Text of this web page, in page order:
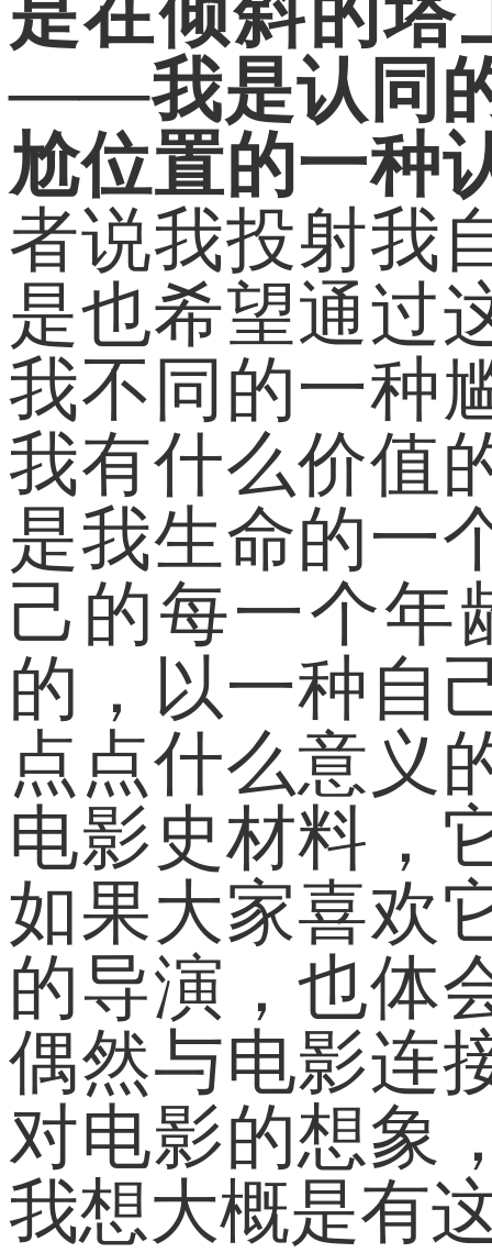
——我是认同的
尬位置的一种
者说我投射我
是也希望通过
我不同的一种
我有什么价值
是我生命的一
己的每一个年
的，以一种自
点点什么意义
电影史材料，
如果大家喜欢
的导演，也体
偶然与电影连
对电影的想象
我想大概是有